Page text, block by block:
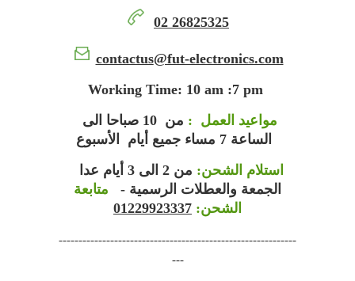
02 26825325
contactus@fut-electronics.com
Working Time: 10 am :7 pm
مواعيد العمل :
من 10 صباحا الى
استلام الشحن:
من 2 الى 3 أيام عدا
الجمعة والعطلات الرسمية -
متابعة
الشحن: 01229923337
------------------------------------------------------------
---